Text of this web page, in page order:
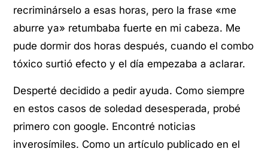
recriminárselo a esas horas, pero la frase «me
aburre ya» retumbaba fuerte en mi cabeza. Me
pude dormir dos horas después, cuando el combo
tóxico surtió efecto y el día empezaba a aclarar.
Desperté decidido a pedir ayuda. Como siempre
en estos casos de soledad desesperada, probé
primero con google. Encontré noticias
inverosímiles. Como un artículo publicado en el